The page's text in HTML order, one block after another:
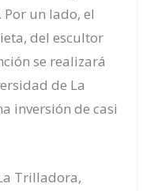
un lado, el
del escultor
se realizará
de La
inversión de casi
Trilladora,